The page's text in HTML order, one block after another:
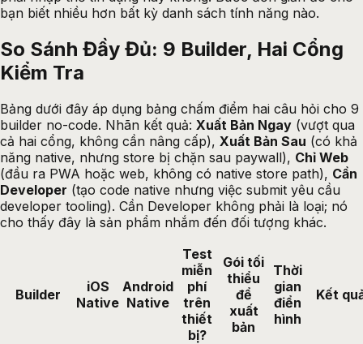
bạn biết nhiều hơn bất kỳ danh sách tính năng nào.
So Sánh Đầy Đủ: 9 Builder, Hai Cổng
Kiểm Tra
Bảng dưới đây áp dụng bảng chấm điểm hai câu hỏi cho 9
builder no-code. Nhãn kết quả: Xuất Bản Ngay (vượt qua
cả hai cổng, không cần nâng cấp), Xuất Bản Sau (có khả
năng native, nhưng store bị chặn sau paywall), Chỉ Web
(đầu ra PWA hoặc web, không có native store path), Cần
Developer (tạo code native nhưng việc submit yêu cầu
developer tooling). Cần Developer không phải là loại; nó
cho thấy đây là sản phẩm nhắm đến đối tượng khác.
Builder
iOS
Native
Android
Native
Test
miễn
phí
trên
thiết
bị?
Gói tối
thiểu
để
xuất
bản
Thời
gian
điển
hình
Kết